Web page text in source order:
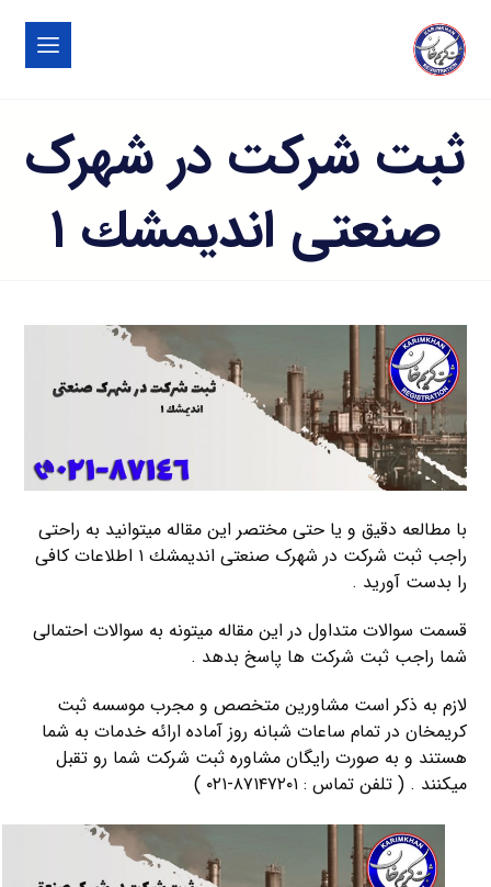
ثبت شرکت در شهرک
صنعتی انديمشك ۱
با مطالعه دقیق و یا حتی مختصر این مقاله میتوانید به راحتی
راجب ثبت شرکت در شهرک صنعتی انديمشك ۱ اطلاعات کافی
را بدست آورید .
قسمت سوالات متداول در این مقاله میتونه به سوالات احتمالی
شما راجب ثبت شرکت ها پاسخ بدهد .
لازم به ذکر است مشاورین متخصص و مجرب موسسه ثبت
کریمخان در تمام ساعات شبانه روز آماده ارائه خدمات به شما
هستند و به صورت رایگان مشاوره ثبت شرکت شما رو تقبل
میکنند . ( تلفن تماس : ۸۷۱۴۷۲۰۱-۰۲۱ )